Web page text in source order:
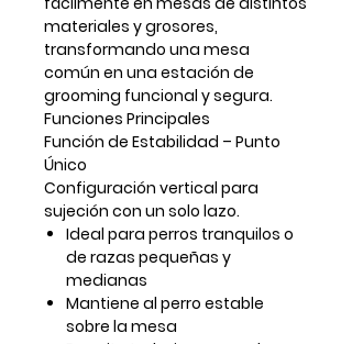
materiales y grosores,
transformando una mesa
común en una estación de
grooming funcional y segura.
Funciones Principales
Función de Estabilidad – Punto
Único
Configuración vertical para
sujeción con un solo lazo.
Ideal para perros tranquilos o
de razas pequeñas y
medianas
Mantiene al perro estable
sobre la mesa